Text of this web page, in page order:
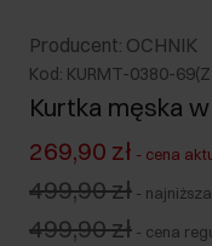
Producent: OCHNIK
Kod: KURMT-0380-
Kurtka męska
269,90 zł - cena
499,90 zł -
499,90 zł - cena